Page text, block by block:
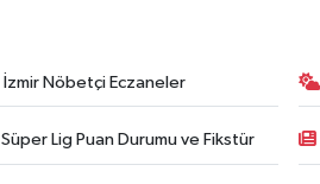
İzmir Nöbetçi Eczaneler
Süper Lig Puan Durumu ve Fikstür